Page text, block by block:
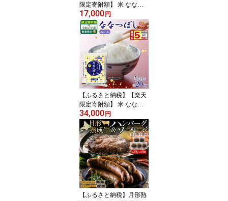
限定寄附額】 米 ななつ
ぼし 【 限定寄附額 最短
5営業日以内発送 】 令和
7年産 北海道 月形町産 1
0kg (5kg×2袋) 白米 お米
こめ コメ おこめ 最短配
送 特A 北海道産 米 お
届け：5営業日～7営業日
以内で準備整い次第順次
発送
17,000 円
【ふるさと納税】【楽天
限定寄附額】 米 ななつ
ぼし 【 限定寄附額 最短
5営業日以内発送 】 令和
7年産 北海道 月形町産 2
0kg (5kg×4袋) 無洗米 お
米 こめ コメ おこめ 最短
配送 特A 北海道産 米
お届け：5営業日～7営業
日以内で準備整い次第順
次発送
34,000 円
【ふるさと納税】月形熟